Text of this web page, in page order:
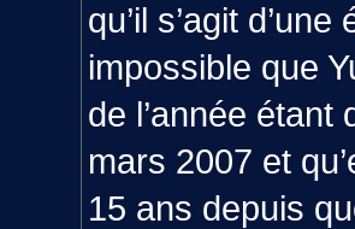
qu’il s’agit
impossible que
de l’année étant
mars 2007 et
15 ans depuis